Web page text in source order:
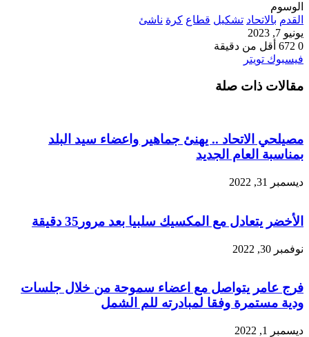
الوسوم
القدم بالاتحاد تشكيل قطاع كرة ناشئ
يونيو 7, 2023
0
أقل من دقيقة
فيسبوك تويتر
البريد
مقالات ذات صلة
مصيلحي الاتحاد .. يهنئ جماهير واعضاء سيد البلد
بمناسبة العام الجديد
ديسمبر 31, 2022
الأخضر يتعادل مع المكسيك سلبيا بعد مرور35 دقيقة
نوفمبر 30, 2022
فرج عامر يتواصل مع اعضاء سموحة من خلال جلسات
ودية مستمرة وفقا لمبادرته للم الشمل
ديسمبر 1, 2022